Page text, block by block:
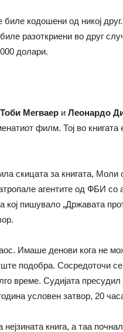
кодошени од никој
разоткриени во друг
долари.
Тоби Мегваер и Леонардо
филм. Тој во
скицата за книгата,
агентите од ФБИ
кој пишувало „Државата
Имаше денови кога не
подобра. Сосредоточи
време. Судијата
условен затвор, 20
книга, а таа